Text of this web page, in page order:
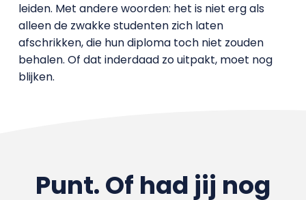
leiden. Met andere woorden: het is niet erg als
alleen de zwakke studenten zich laten
afschrikken, die hun diploma toch niet zouden
behalen. Of dat inderdaad zo uitpakt, moet nog
blijken.
Punt. Of had jij nog